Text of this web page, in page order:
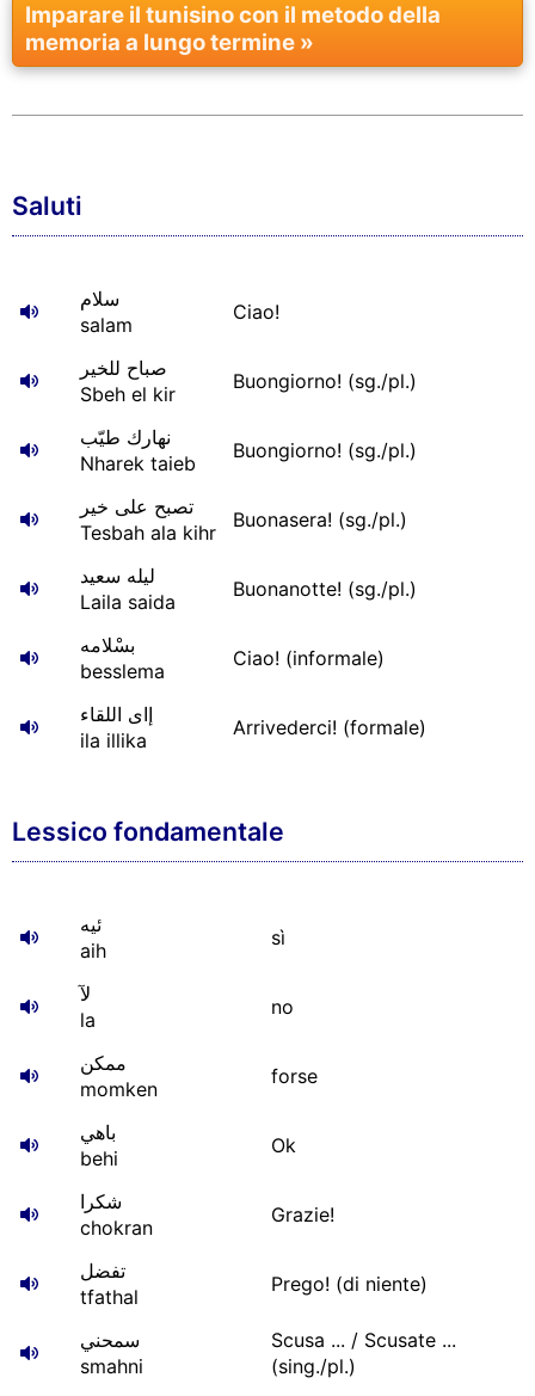
Imparare il tunisino con il metodo della
memoria a lungo termine »
Saluti
سلام
salam
Ciao!
صباح للخير
Sbeh el kir
Buongiorno! (sg./pl.)
نهارك طيّب
Nharek taieb
Buongiorno! (sg./pl.)
تصبح على خير
Tesbah ala kihr
Buonasera! (sg./pl.)
ليله سعيد
Laila saida
Buonanotte! (sg./pl.)
بسْلامه
besslema
Ciao! (informale)
إاى اللقاء
ila illika
Arrivederci! (formale)
Lessico fondamentale
ئيه
aih
sì
لآ
la
no
ممكن
momken
forse
باهي
behi
Ok
شكرا
chokran
Grazie!
تفضل
tfathal
Prego! (di niente)
سمحني
smahni
Scusa ... / Scusate ...
(sing./pl.)